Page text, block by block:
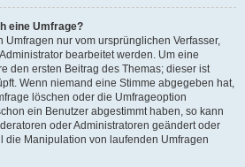
eine Umfrage?
nur vom ursprünglichen Verfasser,
bearbeitet werden. Um eine
den ersten Beitrag des Themas; dieser ist
Wenn niemand eine Stimme abgegeben hat,
löschen oder die Umfrageoption
ein Benutzer abgestimmt haben, so kann
oder Administratoren geändert oder
die Manipulation von laufenden Umfragen